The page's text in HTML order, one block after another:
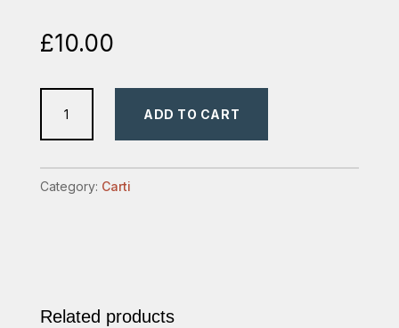
£10.00
istorice
quantity
ADD TO CART
Category: Carti
Related products